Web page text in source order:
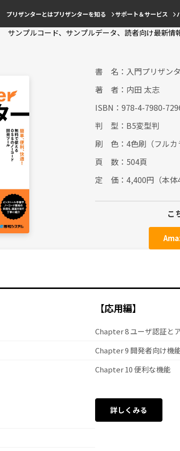
プリザンターとはプリザンターを知る サポート＆サービス
サンプルコード、サンプルデータ、読者向け最新情
書 名：入門プリザン
著 者：内田 太志
ISBN：978-4-7980-
判 型：B5変型判
刷 色：4色刷（フルカ
頁 数：504頁
定 価：4,400円（本体
こ
【応用編】
Chapter 8 ユーザ認証と
Chapter 9 開発者向け機
Chapter 10 便利な機能
詳しくみる